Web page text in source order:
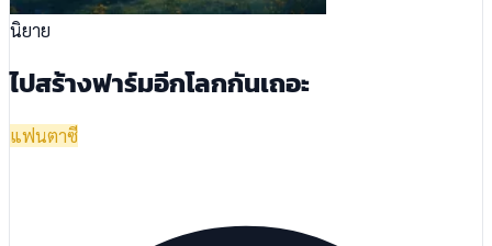
นิยาย
ไปสร้างฟาร์มอีกโลกกันเถอะ
แฟนตาซี